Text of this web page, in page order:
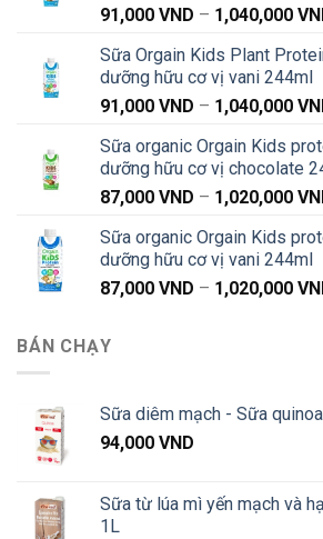
91,000 VND – 1,040,000
Sữa Orgain Kids Plant
dưỡng hữu cơ vị vani 244ml
91,000 VND – 1,040,000
Sữa organic Orgain Kids
dưỡng hữu cơ vị chocolate
87,000 VND – 1,020,000
Sữa organic Orgain Kids
dưỡng hữu cơ vị vani 244ml
87,000 VND – 1,020,000
BÁN CHẠY
Sữa diêm mạch - Sữa
94,000 VND
Sữa từ lúa mì yến mạch và
1L